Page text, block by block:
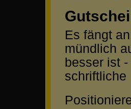
Es fängt
mündlich
besser ist
schriftliche